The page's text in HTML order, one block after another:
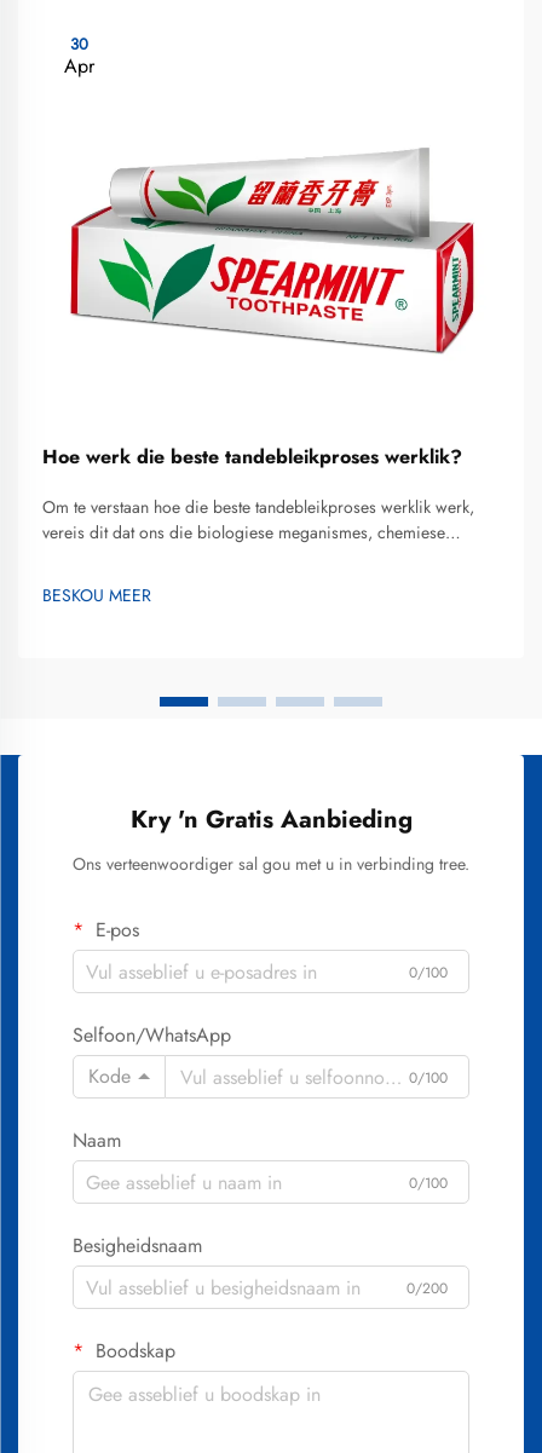
30
Apr
Hoe werk die beste tandebleikproses werklik?
Om te verstaan hoe die beste tandebleikproses werklik werk,
vereis dit dat ons die biologiese meganismes, chemiese
glans na 'n helderder glimlag omskep. Tandebleiking het
ontwikkel vanaf rudimentêre metodes na gevorderde
BESKOU MEER
Kry 'n Gratis Aanbieding
Ons verteenwoordiger sal gou met u in verbinding tree.
E-pos
0/100
Selfoon/WhatsApp
Kode
0/100
Naam
0/100
Besigheidsnaam
0/200
Boodskap